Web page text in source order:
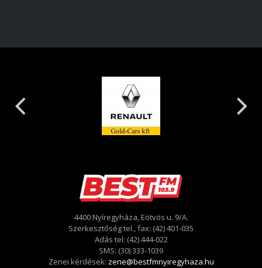
4400 Nyíregyháza, Eötvös u. 9/A.
Szerkesztőség tel., fax: (42) 401-035
Adás tel: (42) 444-022
SMS: (30) 333-1039
Zenei kérdések: zene@bestfmnyiregyhaza.hu